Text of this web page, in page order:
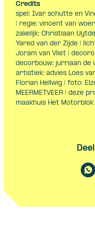
Credits
spel: Ivar schutte en
| regie: vincent van
zakelijk: Christiaan
Yared van der Zijde |
Joram van Vliet |
decorbouw: jurriaan de
artistiek: advies Loes
Florian Hellwig | foto:
MEERMETVEER | deze
maakhuis Het Motorblok